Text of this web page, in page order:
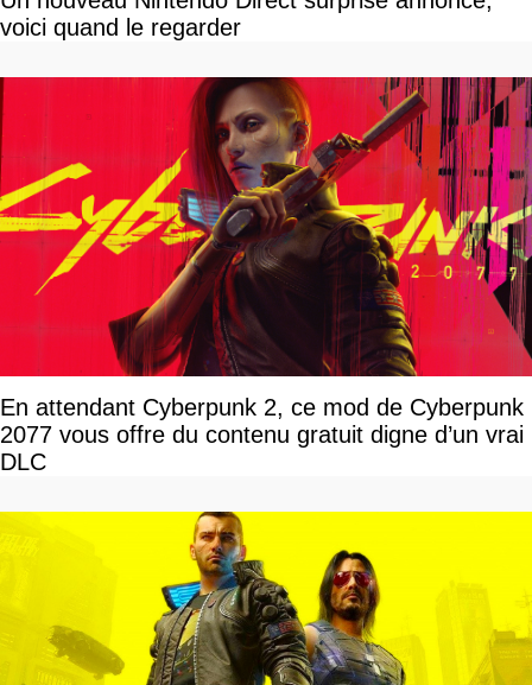
voici quand le regarder
En attendant Cyberpunk 2, ce mod de Cyberpunk
2077 vous offre du contenu gratuit digne d’un vrai
DLC